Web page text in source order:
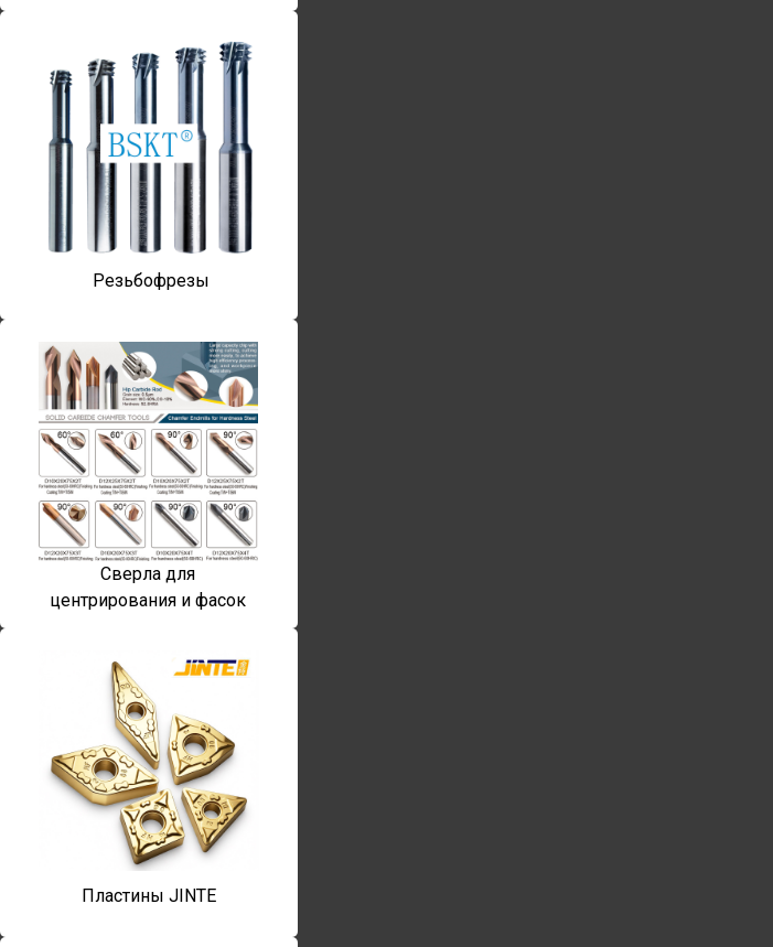
Резьбофрезы
Сверла для
центрирования и фасок
Пластины JINTE